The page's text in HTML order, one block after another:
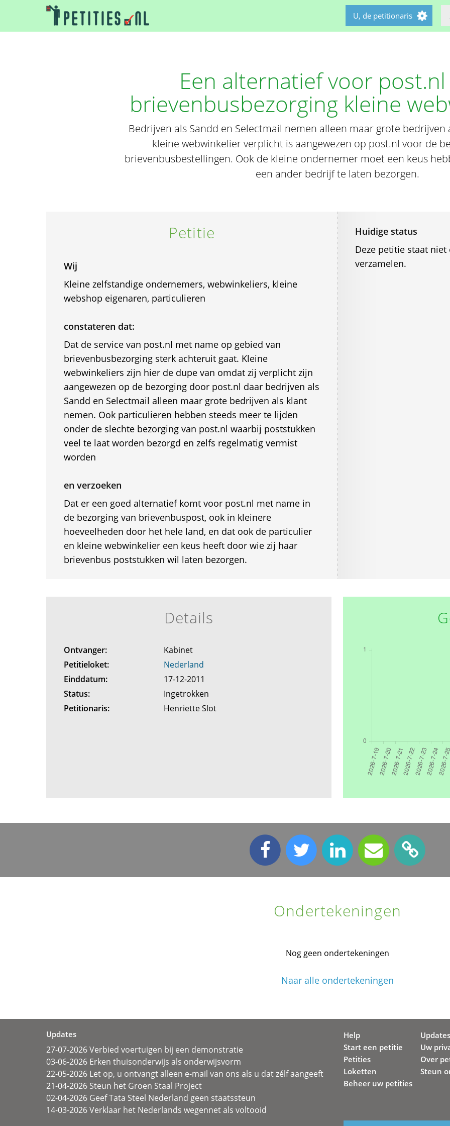
U, de petitionaris
Een alternatief voor
brievenbusbezorging kleine
Bedrijven als Sandd en Selectmail nemen alleen maar grote
kleine webwinkelier verplicht is aangewezen op post.nl voor de
brievenbusbestellingen. Ook de kleine ondernemer moet een keus
een ander bedrijf te laten bezorgen.
Petitie
Wij
Kleine zelfstandige ondernemers, webwinkeliers, kleine
webshop eigenaren, particulieren
constateren dat:
Dat de service van post.nl met name op gebied van
brievenbusbezorging sterk achteruit gaat. Kleine
webwinkeliers zijn hier de dupe van omdat zij verplicht zijn
aangewezen op de bezorging door post.nl daar bedrijven als
Sandd en Selectmail alleen maar grote bedrijven als klant
nemen. Ook particulieren hebben steeds meer te lijden
onder de slechte bezorging van post.nl waarbij poststukken
veel te laat worden bezorgd en zelfs regelmatig vermist
worden
en verzoeken
Dat er een goed alternatief komt voor post.nl met name in
de bezorging van brievenbuspost, ook in kleinere
hoeveelheden door het hele land, en dat ook de particulier
en kleine webwinkelier een keus heeft door wie zij haar
brievenbus poststukken wil laten bezorgen.
Huidige status
Deze petitie staat
verzamelen.
Details
Ontvanger:
Kabinet
Petitieloket:
Nederland
Einddatum:
17-12-2011
Status:
Ingetrokken
Petitionaris:
Henriette Slot
Ondertekeningen
Nog geen ondertekeningen
Naar alle ondertekeningen
Updates
27-07-2026 Verbied voertuigen bij een demonstratie
03-06-2026 Erken thuisonderwijs als onderwijsvorm
22-05-2026 Let op, u ontvangt alleen e-mail van ons als u dat zélf aangeeft
21-04-2026 Steun het Groen Staal Project
02-04-2026 Geef Tata Steel Nederland geen staatssteun
14-03-2026 Verklaar het Nederlands wegennet als voltooid
Help
Start een petitie
Petities
Loketten
Beheer uw petities
Updates
Uw
Over
Steun